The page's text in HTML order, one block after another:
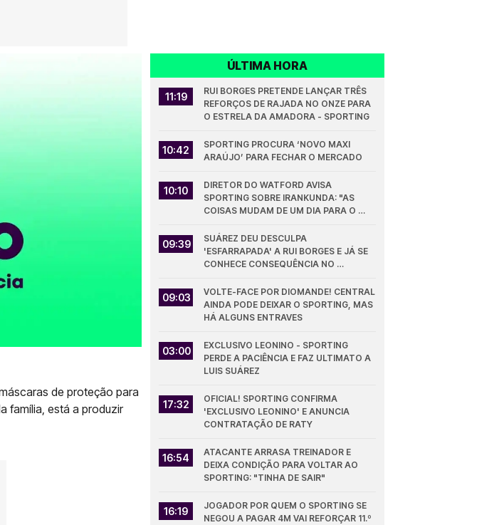
de proteção para
família, está a produzir
ÚLTIMA HORA
11:19
RUI BORGES PRETENDE LANÇAR TRÊS
REFORÇOS DE RAJADA NO ONZE PARA
O ESTRELA DA AMADORA - SPORTING
10:42
SPORTING PROCURA ‘NOVO MAXI
ARAÚJO’ PARA FECHAR O MERCADO
10:10
DIRETOR DO WATFORD AVISA
SPORTING SOBRE IRANKUNDA: "AS
COISAS MUDAM DE UM DIA PARA O
09:39
SUÁREZ DEU DESCULPA
'ESFARRAPADA' A RUI BORGES E JÁ SE
CONHECE CONSEQUÊNCIA NO
09:03
VOLTE-FACE POR DIOMANDE! CENTRAL
AINDA PODE DEIXAR O SPORTING, MAS
HÁ ALGUNS ENTRAVES
03:00
EXCLUSIVO LEONINO - SPORTING
PERDE A PACIÊNCIA E FAZ ULTIMATO A
LUIS SUÁREZ
17:32
OFICIAL! SPORTING CONFIRMA
'EXCLUSIVO LEONINO' E ANUNCIA
CONTRATAÇÃO DE RATY
16:54
ATACANTE ARRASA TREINADOR E
DEIXA CONDIÇÃO PARA VOLTAR AO
SPORTING: "TINHA DE SAIR"
16:19
JOGADOR POR QUEM O SPORTING SE
NEGOU A PAGAR 4M VAI REFORÇAR 11.º